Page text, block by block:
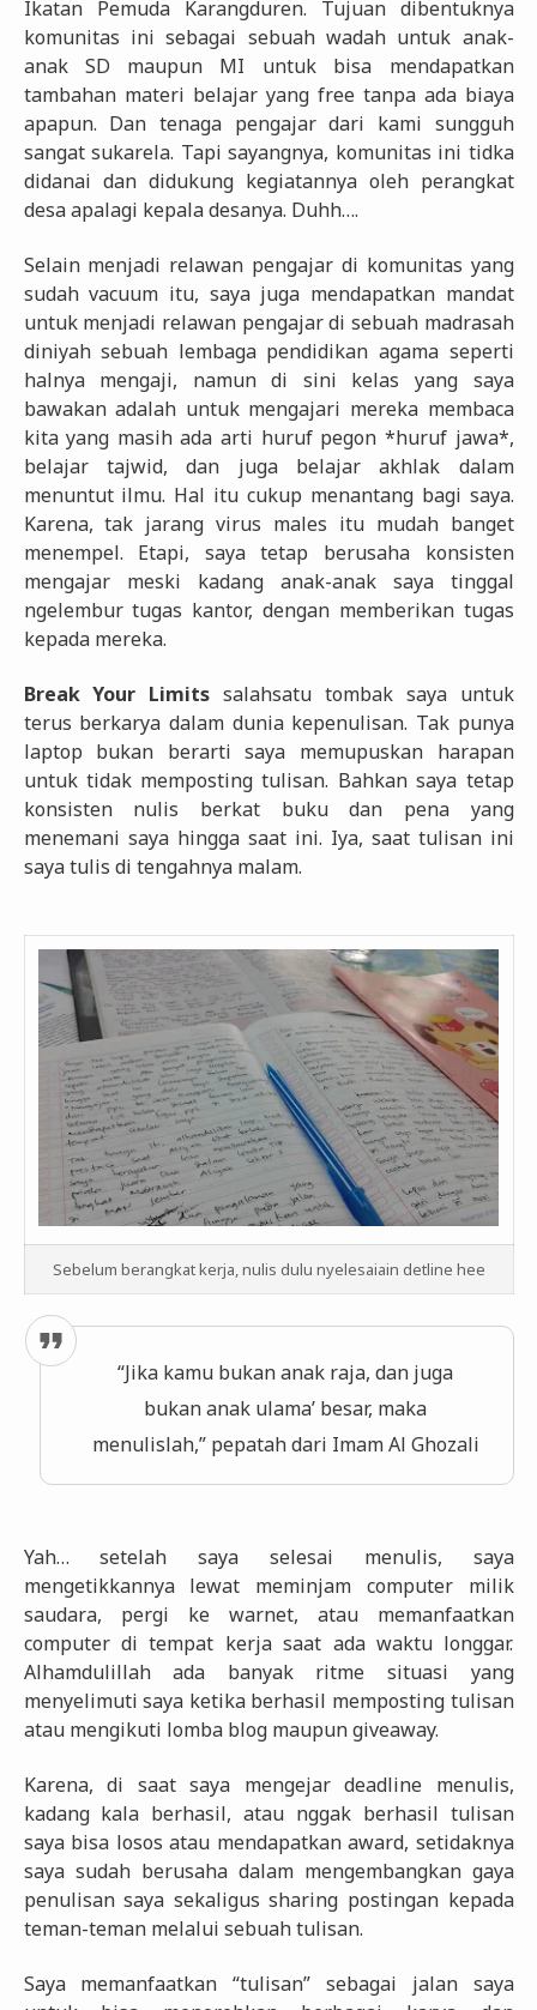
Ikatan Pemuda Karangduren. Tujuan dibentuknya
komunitas ini sebagai sebuah wadah untuk anak-
anak SD maupun MI untuk bisa mendapatkan
tambahan materi belajar yang free tanpa ada biaya
apapun. Dan tenaga pengajar dari kami sungguh
sangat sukarela. Tapi sayangnya, komunitas ini tidka
didanai dan didukung kegiatannya oleh perangkat
desa apalagi kepala desanya. Duhh….
Selain menjadi relawan pengajar di komunitas yang
sudah vacuum itu, saya juga mendapatkan mandat
untuk menjadi relawan pengajar di sebuah madrasah
diniyah sebuah lembaga pendidikan agama seperti
halnya mengaji, namun di sini kelas yang saya
bawakan adalah untuk mengajari mereka membaca
kita yang masih ada arti huruf pegon *huruf jawa*,
belajar tajwid, dan juga belajar akhlak dalam
menuntut ilmu. Hal itu cukup menantang bagi saya.
Karena, tak jarang virus males itu mudah banget
menempel. Etapi, saya tetap berusaha konsisten
mengajar meski kadang anak-anak saya tinggal
ngelembur tugas kantor, dengan memberikan tugas
kepada mereka.
Break Your Limits salahsatu tombak saya untuk
terus berkarya dalam dunia kepenulisan. Tak punya
laptop bukan berarti saya memupuskan harapan
untuk tidak memposting tulisan. Bahkan saya tetap
konsisten nulis berkat buku dan pena yang
menemani saya hingga saat ini. Iya, saat tulisan ini
saya tulis di tengahnya malam.
Sebelum berangkat kerja, nulis dulu nyelesaiain detline hee
“Jika kamu bukan anak raja, dan juga
bukan anak ulama’ besar, maka
menulislah,” pepatah dari Imam Al Ghozali
Yah… setelah saya selesai menulis, saya
mengetikkannya lewat meminjam computer milik
saudara, pergi ke warnet, atau memanfaatkan
computer di tempat kerja saat ada waktu longgar.
Alhamdulillah ada banyak ritme situasi yang
menyelimuti saya ketika berhasil memposting tulisan
atau mengikuti lomba blog maupun giveaway.
Karena, di saat saya mengejar deadline menulis,
kadang kala berhasil, atau nggak berhasil tulisan
saya bisa losos atau mendapatkan award, setidaknya
saya sudah berusaha dalam mengembangkan gaya
penulisan saya sekaligus sharing postingan kepada
teman-teman melalui sebuah tulisan.
Saya memanfaatkan “tulisan” sebagai jalan saya